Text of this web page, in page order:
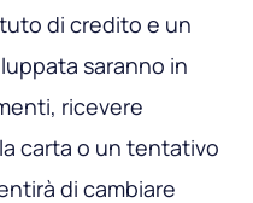
di credito e un
saranno in
ricevere
carta o un tentativo
di cambiare